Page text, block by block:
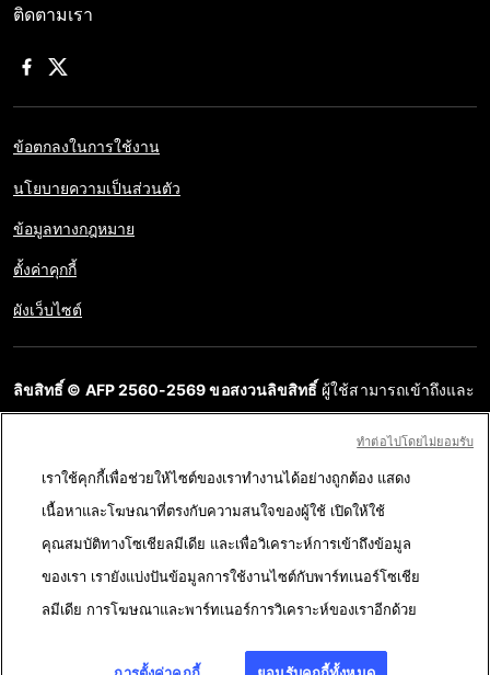
ติดตามเรา
ข้อตกลงในการใช้งาน
นโยบายความเป็นส่วนตัว
ข้อมูลทางกฎหมาย
ตั้งค่าคุกกี้
ผังเว็บไซต์
ลิขสิทธิ์ © AFP 2560-2569 ขอสงวนลิขสิทธิ์ ผู้ใช้สามารถเข้าถึงและ
นำเนื้อหาบนเว็บไซต์ของ AFP ไปเผยแพร่ต่อโดยไม่ได้รับอนุญาตก่อน
ในวัตถุประสงค์อื่น โดยเฉพาะการนำไปผลิตซ้ำ การใช้เพื่อสื่อสารกับ
สาธารณะ หรือการเผยแพร่เนื้อหาบนเว็บไซต์ ทั้งในบางส่วนหรือ
ทั้งหมด โดย AFP ไม่ได้รับสิทธิ์ใดๆ จากเจ้าของลิขสิทธิ์สำหรับเนื้อหา
ของบุคคลที่สามนี้และจะไม่รับผิดชอบใดๆ ในเรื่องนี้ AFP และ
สัญลักษณ์เป็นเครื่องหมายที่ได้รับการจดทะเบียนการค้า
เราใช้คุกกี้เพื่อช่วยให้ไซต์ของเราทำงานได้อย่างถูกต้อง แสดง
เนื้อหาและโฆษณาที่ตรงกับความสนใจของผู้ใช้ เปิดให้ใช้
คุณสมบัติทางโซเชียลมีเดีย และเพื่อวิเคราะห์การเข้าถึงข้อมูล
ของเรา เรายังแบ่งปันข้อมูลการใช้งานไซต์กับพาร์ทเนอร์โซเชีย
ลมีเดีย การโฆษณาและพาร์ทเนอร์การวิเคราะห์ของเราอีกด้วย
ทําต่อไปโดยไม่ยอมรับ